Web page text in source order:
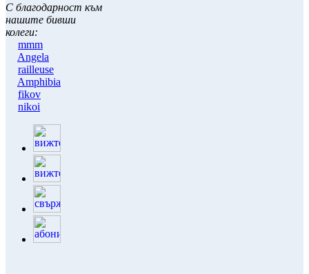
С благодарност към
нашите бивши
колеги:
mmm
Angela
railleuse
Amphibia
fikov
nikoi